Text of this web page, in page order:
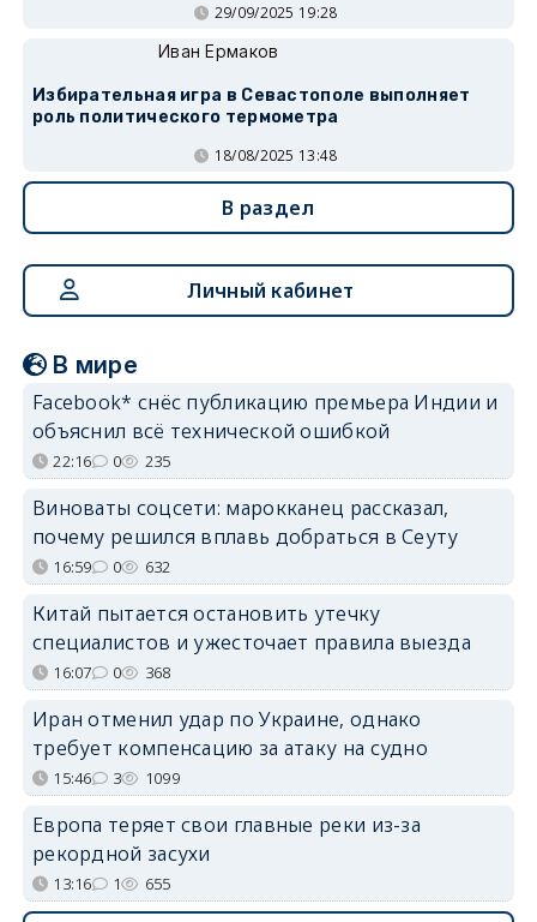
29/09/2025 19:28
Иван Ермаков
Избирательная игра в Севастополе выполняет
роль политического термометра
18/08/2025 13:48
В раздел
Личный кабинет
В мире
Facebook* снёс публикацию премьера Индии и
объяснил всё технической ошибкой
22:16 0 235
Виноваты соцсети: марокканец рассказал,
почему решился вплавь добраться в Сеуту
16:59 0 632
Китай пытается остановить утечку
специалистов и ужесточает правила выезда
16:07 0 368
Иран отменил удар по Украине, однако
требует компенсацию за атаку на судно
15:46 3 1099
Европа теряет свои главные реки из-за
рекордной засухи
13:16 1 655